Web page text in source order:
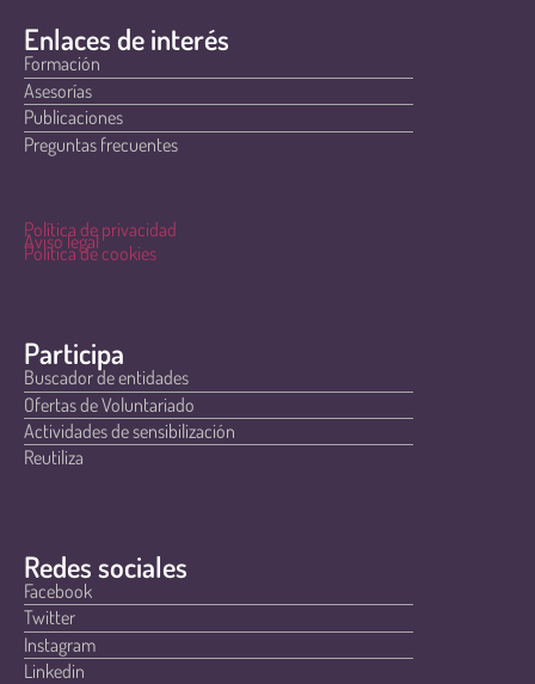
Enlaces de interés
Formación
Asesorías
Publicaciones
Preguntas frecuentes
Política de privacidad
Aviso legal
Política de cookies
Participa
Buscador de entidades
Ofertas de Voluntariado
Actividades de sensibilización
Reutiliza
Redes sociales
Facebook
Twitter
Instagram
Linkedin